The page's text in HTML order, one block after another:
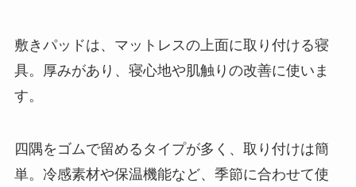
敷きパッドは、マットレスの上面に取り付ける寝
具。厚みがあり、寝心地や肌触りの改善に使いま
す。
四隅をゴムで留めるタイプが多く、取り付けは簡
単。冷感素材や保温機能など、季節に合わせて使